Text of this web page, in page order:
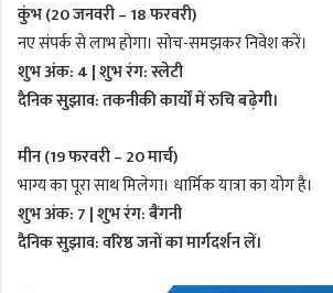
कुंभ (20 जनवरी – 18 फरवरी)
नए संपर्क से लाभ होगा। सोच-समझकर निवेश करें।
शुभ अंक: 4 | शुभ रंग: स्लेटी
दैनिक सुझाव: तकनीकी कार्यों में रुचि बढ़ेगी।
मीन (19 फरवरी – 20 मार्च)
भाग्य का पूरा साथ मिलेगा। धार्मिक यात्रा का योग है।
शुभ अंक: 7 | शुभ रंग: बैंगनी
दैनिक सुझाव: वरिष्ठ जनों का मार्गदर्शन लें।